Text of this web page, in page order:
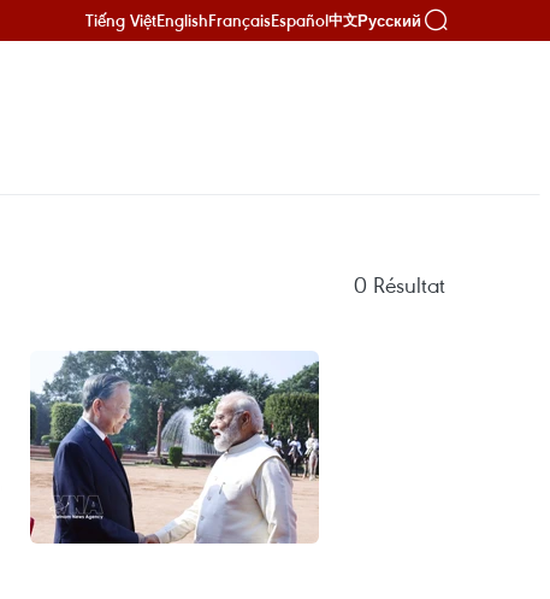
Tiếng ViệtEnglishFrançaisEspañol中文Русский
0 Résultat